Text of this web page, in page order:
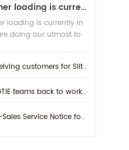
A new container loading is currently in progress.
loading is currently in
doing our utmost to
possible time.
customers for Slitting machine with differential Slip Shaft
teams back to work at Feb.25th.
Service Notice for Turkey Region